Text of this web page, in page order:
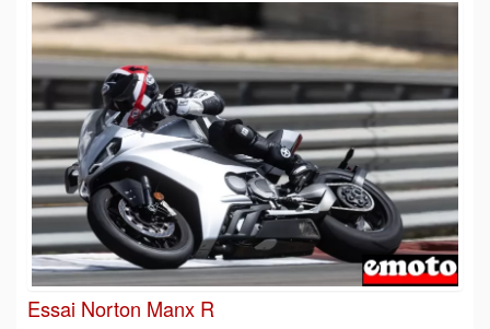
Essai Norton Manx R